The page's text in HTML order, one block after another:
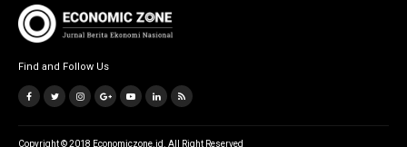
Find and Follow Us
Copyright © 2018 Economiczone.id. All Right Reserved